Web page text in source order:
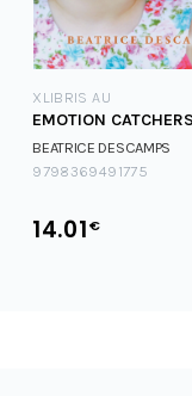
XLIBRIS AU
EMOTION CATCHERS
BEATRICE DESCAMPS
9798369491775
14.01€